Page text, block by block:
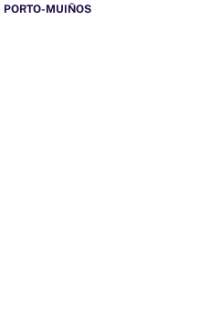
PORTO-MUIÑOS